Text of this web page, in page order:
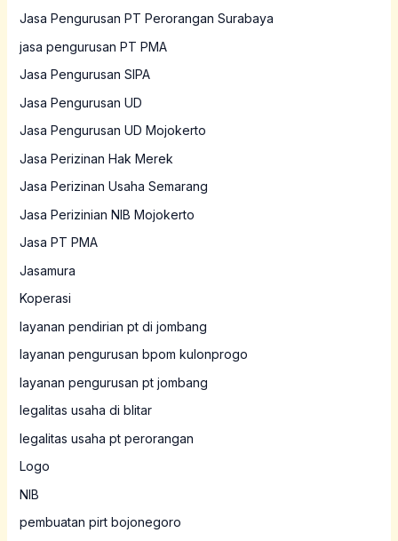
Jasa Pengurusan PT Perorangan Surabaya
jasa pengurusan PT PMA
Jasa Pengurusan SIPA
Jasa Pengurusan UD
Jasa Pengurusan UD Mojokerto
Jasa Perizinan Hak Merek
Jasa Perizinan Usaha Semarang
Jasa Perizinian NIB Mojokerto
Jasa PT PMA
Jasamura
Koperasi
layanan pendirian pt di jombang
layanan pengurusan bpom kulonprogo
layanan pengurusan pt jombang
legalitas usaha di blitar
legalitas usaha pt perorangan
Logo
NIB
pembuatan pirt bojonegoro